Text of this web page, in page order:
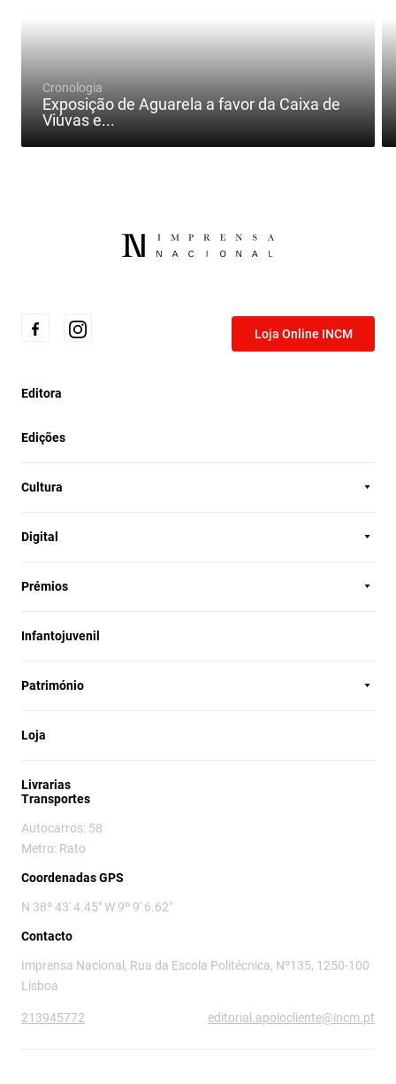
Cronologia
Exposição de Aguarela a favor da Caixa de
Viúvas e...
Loja Online INCM
Editora
Edições
Cultura
Digital
Prémios
Infantojuvenil
Património
Loja
Livrarias
Transportes
Autocarros: 58
Metro: Rato
Coordenadas GPS
N 38º 43' 4.45" W 9º 9' 6.62"
Contacto
Imprensa Nacional, Rua da Escola Politécnica, Nº135, 1250-100
Lisboa
213945772 editorial.apoiocliente@incm.pt